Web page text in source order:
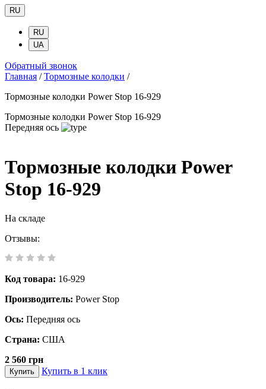
RU
RU
UA
Обратный звонок
Главная / Тормозные колодки /
Тормозные колодки Power Stop 16-929
Тормозные колодки Power Stop 16-929
Передняя ось
Тормозные колодки Power
Stop 16-929
На складе
Отзывы:
Код товара: 16-929
Производитель: Power Stop
Ось: Передняя ось
Страна: США
2 560 грн
Купить Купить в 1 клик